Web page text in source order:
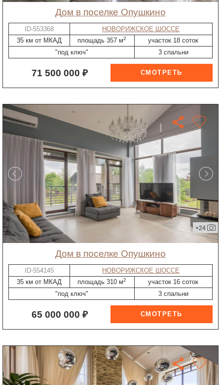
дом в поселке Опушкино
ID-553368
НОВОРИЖСКОЕ ШОССЕ
35 км от МКАД
площадь 357 м2
участок 18 соток
"под ключ"
3 спальни
71 500 000 ₽
+24
дом в поселке Опушкино
ID-554145
НОВОРИЖСКОЕ ШОССЕ
35 км от МКАД
площадь 310 м2
участок 16 соток
"под ключ"
3 спальни
65 000 000 ₽